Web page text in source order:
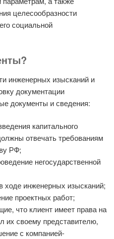
целесообразности
социальной
инженерных изысканий и
документации
документы и сведения:
капитального
отвечать требованиям
РФ;
негосударственной
ходе инженерных изысканий;
проектных работ;
что клиент имеет права на
их своему представителю,
с компанией-